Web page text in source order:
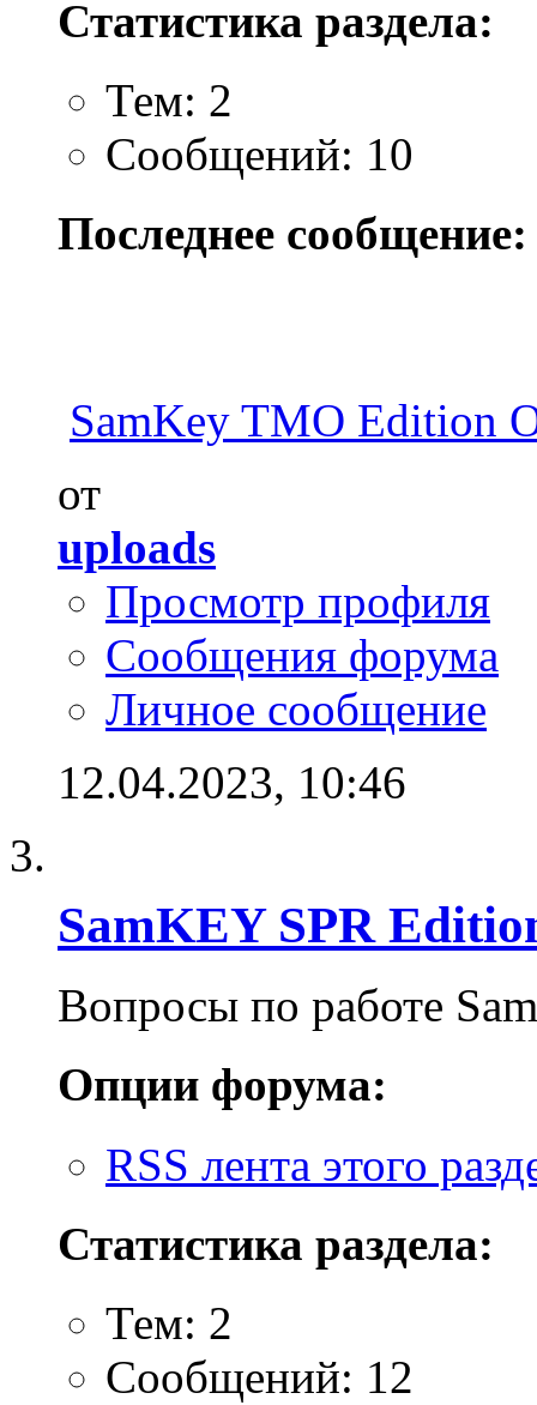
Статистика раздела:
Тем: 2
Сообщений: 10
Последнее сообщение:
SamKey TMO Edition
от
uploads
Просмотр профиля
Сообщения форума
Личное сообщение
12.04.2023, 10:46
SamKEY SPR
Вопросы по работе
Опции форума:
RSS лента этого
Статистика раздела:
Тем: 2
Сообщений: 12